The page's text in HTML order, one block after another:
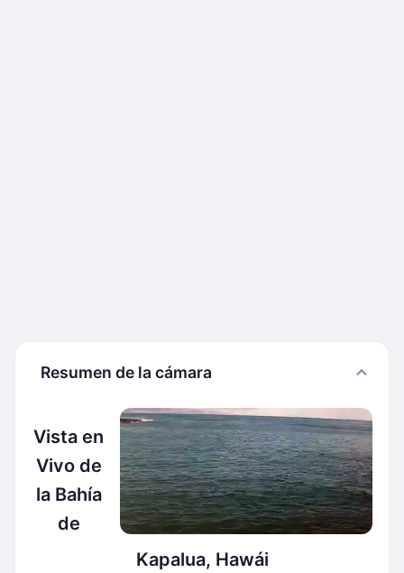
Resumen de la cámara
Vista en
Vivo de
la Bahía
de
Kapalua, Hawái